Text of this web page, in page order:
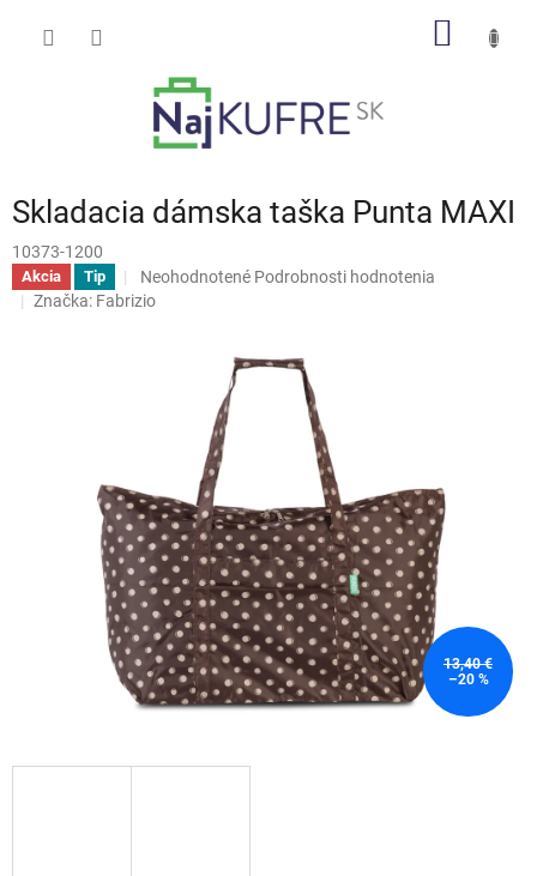
Skladacia dámska taška Punta MAXI
10373-1200
Akcia Tip
Priemerné
hodnotenie
hviezdičiek.
Neohodnotené Podrobnosti hodnotenia
Značka: Fabrizio
13,40 €
–20 %